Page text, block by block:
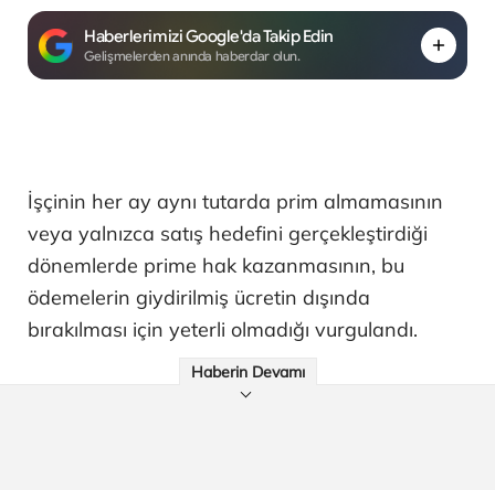
Haberlerimizi Google'da Takip Edin
Gelişmelerden anında haberdar olun.
İşçinin her ay aynı tutarda prim almamasının
veya yalnızca satış hedefini gerçekleştirdiği
dönemlerde prime hak kazanmasının, bu
ödemelerin giydirilmiş ücretin dışında
bırakılması için yeterli olmadığı vurgulandı.
Haberin Devamı